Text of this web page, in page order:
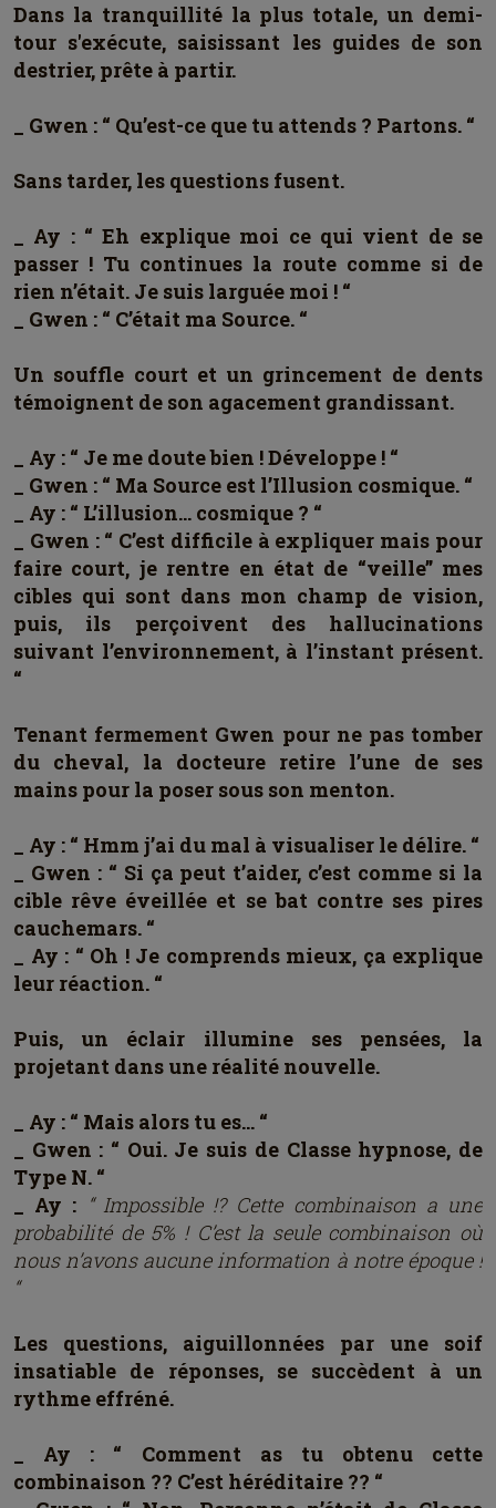
Dans la tranquillité la plus totale, un demi-
tour s'exécute, saisissant les guides de son
destrier, prête à partir.
_ Gwen : “ Qu’est-ce que tu attends ? Partons. “
Sans tarder, les questions fusent.
_ Ay : “ Eh explique moi ce qui vient de se
passer ! Tu continues la route comme si de
rien n’était. Je suis larguée moi ! “
_ Gwen : “ C’était ma Source. “
Un souffle court et un grincement de dents
témoignent de son agacement grandissant.
_ Ay : “ Je me doute bien ! Développe ! “
_ Gwen : “ Ma Source est l’Illusion cosmique. “
_ Ay : “ L’illusion… cosmique ? “
_ Gwen : “ C’est difficile à expliquer mais pour
faire court, je rentre en état de “veille” mes
cibles qui sont dans mon champ de vision,
puis, ils perçoivent des hallucinations
suivant l’environnement, à l’instant présent.
“
Tenant fermement Gwen pour ne pas tomber
du cheval, la docteure retire l’une de ses
mains pour la poser sous son menton.
_ Ay : “ Hmm j’ai du mal à visualiser le délire. “
_ Gwen : “ Si ça peut t’aider, c’est comme si la
cible rêve éveillée et se bat contre ses pires
cauchemars. “
_ Ay : “ Oh ! Je comprends mieux, ça explique
leur réaction. “
Puis, un éclair illumine ses pensées, la
projetant dans une réalité nouvelle.
_ Ay : “ Mais alors tu es… “
_ Gwen : “ Oui. Je suis de Classe hypnose, de
Type N. “
_ Ay : “ Impossible !? Cette combinaison a une
probabilité de 5% ! C’est la seule combinaison où
nous n’avons aucune information à notre époque !
“
Les questions, aiguillonnées par une soif
insatiable de réponses, se succèdent à un
rythme effréné.
_ Ay : “ Comment as tu obtenu cette
combinaison ?? C’est héréditaire ?? “